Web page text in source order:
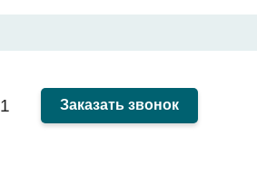
Заказать звонок